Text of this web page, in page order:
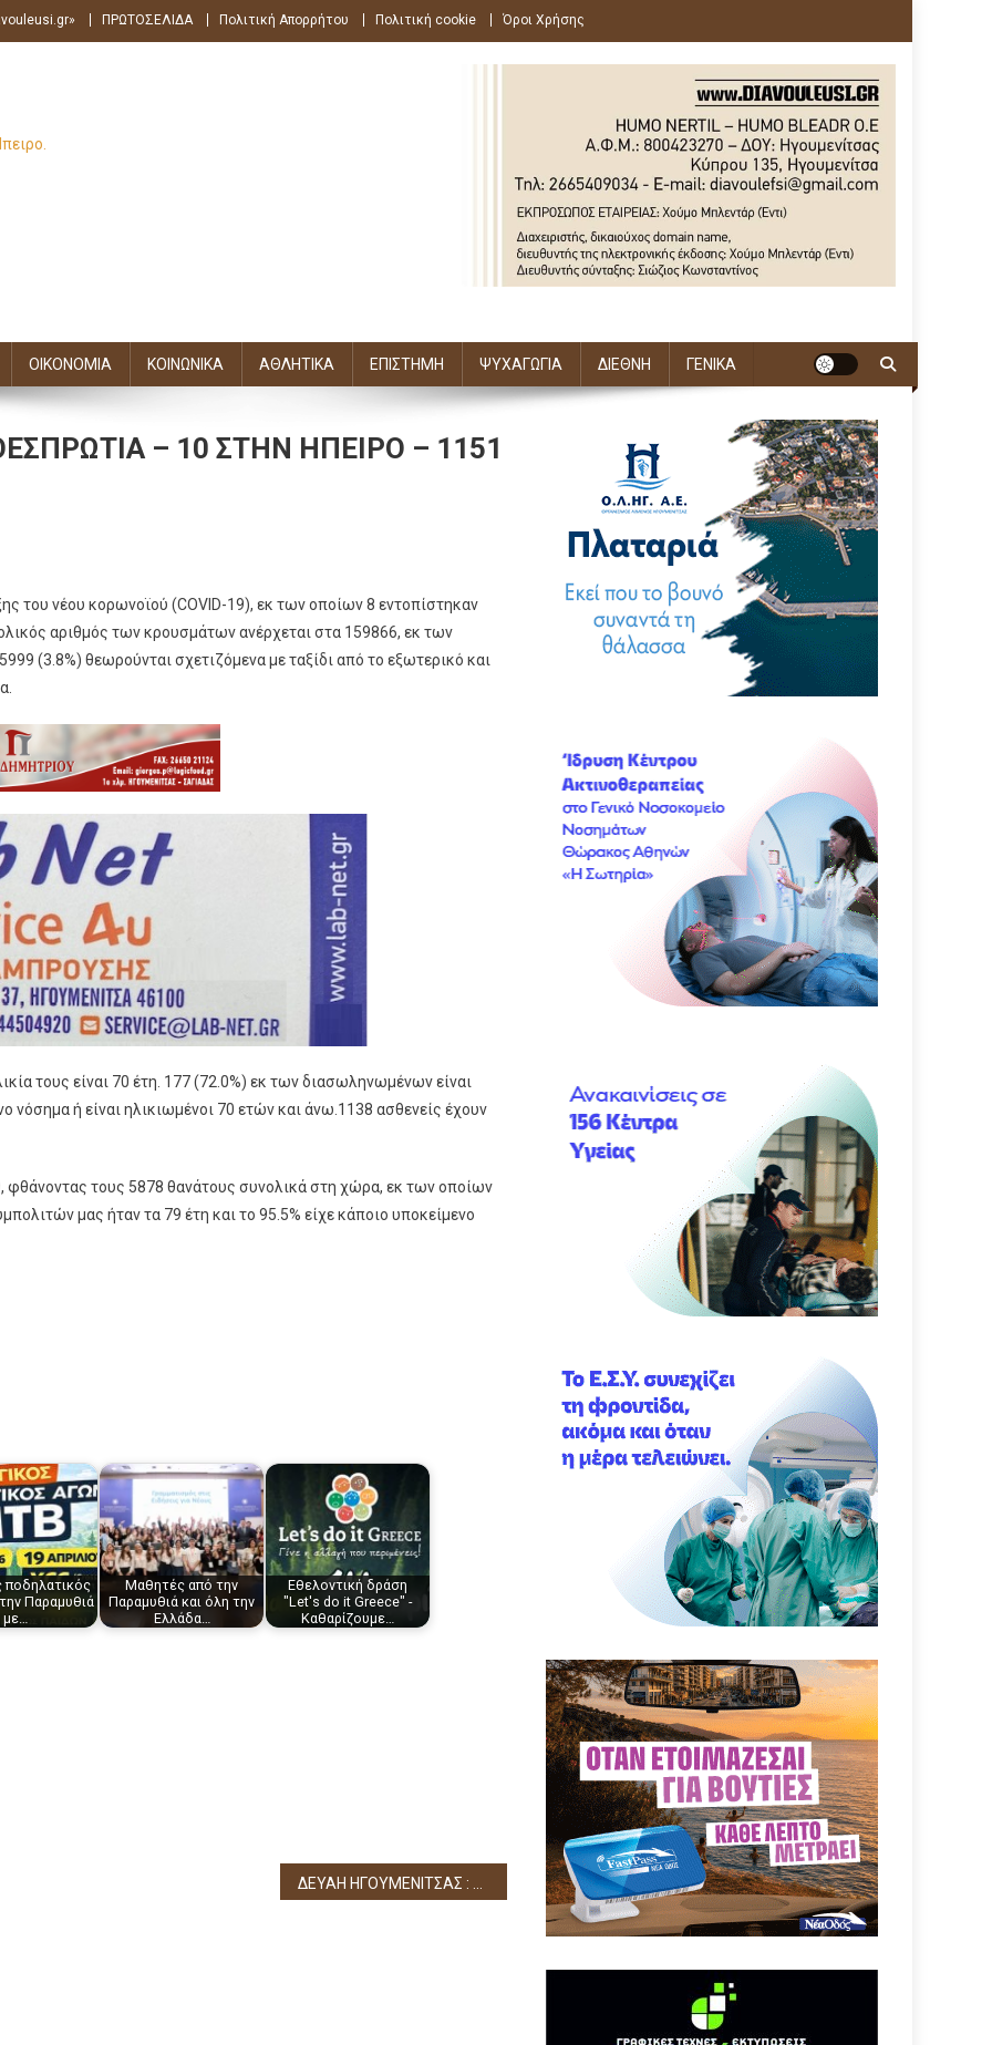
ΠΡΩΤΟΣΕΛΙΔΑ Πολιτική Απορρήτου Πολιτική cookie Όροι Χρήσης
ΟΙΚΟΝΟΜΙΑ ΚΟΙΝΩΝΙΚΑ ΑΘΛΗΤΙΚΑ ΕΠΙΣΤΗΜΗ ΨΥΧΑΓΩΓΙΑ ΔΙΕΘΝΗ ΓΕΝΙΚΑ
– 10 ΣΤΗΝ ΗΠΕΙΡΟ – 1151
του νέου κορωνοϊού (COVID-19), εκ των οποίων 8 εντοπίστηκαν
αριθμός των κρουσμάτων ανέρχεται στα 159866, εκ των
(3.8%) θεωρούνται σχετιζόμενα με ταξίδι από το εξωτερικό και
τους είναι 70 έτη. 177 (72.0%) εκ των διασωληνωμένων είναι
ή είναι ηλικιωμένοι 70 ετών και άνω.1138 ασθενείς έχουν
φθάνοντας τους 5878 θανάτους συνολικά στη χώρα, εκ των οποίων
μας ήταν τα 79 έτη και το 95.5% είχε κάποιο υποκείμενο
ποδηλατικός
Παραμυθιά
με…
Μαθητές από την
Παραμυθιά και όλη την
Ελλάδα…
Eθελοντική δράση
"Let's do it Greece" -
Καθαρίζουμε…